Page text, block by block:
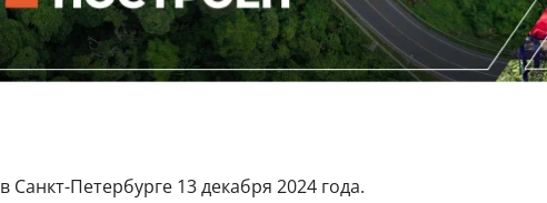
в Санкт-Петербурге 13 декабря 2024 года.